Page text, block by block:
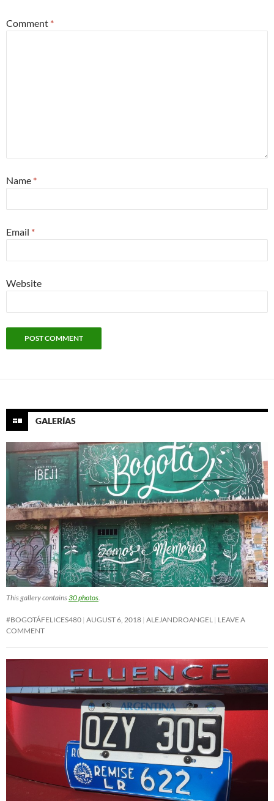
Comment *
Name *
Email *
Website
GALERÍAS
This gallery contains30 photos
#BOGOTÁFELICES480 AUGUST 6, 2018 ALEJANDROANGEL
LEAVE A
COMMENT